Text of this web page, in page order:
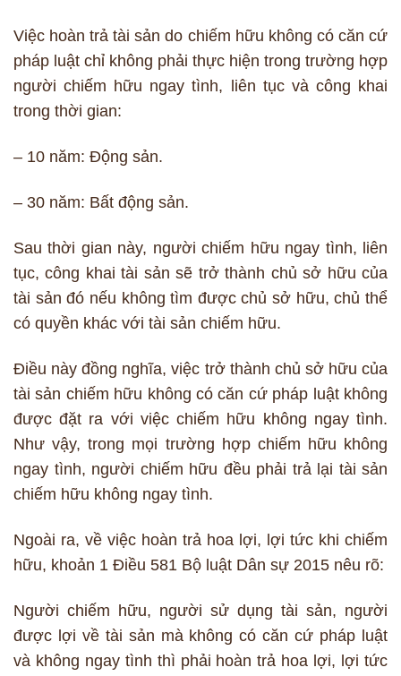
Việc hoàn trả tài sản do chiếm hữu không có căn cứ
pháp luật chỉ không phải thực hiện trong trường hợp
người chiếm hữu ngay tình, liên tục và công khai
trong thời gian:
– 10 năm: Động sản.
– 30 năm: Bất động sản.
Sau thời gian này, người chiếm hữu ngay tình, liên
tục, công khai tài sản sẽ trở thành chủ sở hữu của
tài sản đó nếu không tìm được chủ sở hữu, chủ thể
có quyền khác với tài sản chiếm hữu.
Điều này đồng nghĩa, việc trở thành chủ sở hữu của
tài sản chiếm hữu không có căn cứ pháp luật không
được đặt ra với việc chiếm hữu không ngay tình.
Như vậy, trong mọi trường hợp chiếm hữu không
ngay tình, người chiếm hữu đều phải trả lại tài sản
chiếm hữu không ngay tình.
Ngoài ra, về việc hoàn trả hoa lợi, lợi tức khi chiếm
hữu, khoản 1 Điều 581 Bộ luật Dân sự 2015 nêu rõ:
Người chiếm hữu, người sử dụng tài sản, người
được lợi về tài sản mà không có căn cứ pháp luật
và không ngay tình thì phải hoàn trả hoa lợi, lợi tức